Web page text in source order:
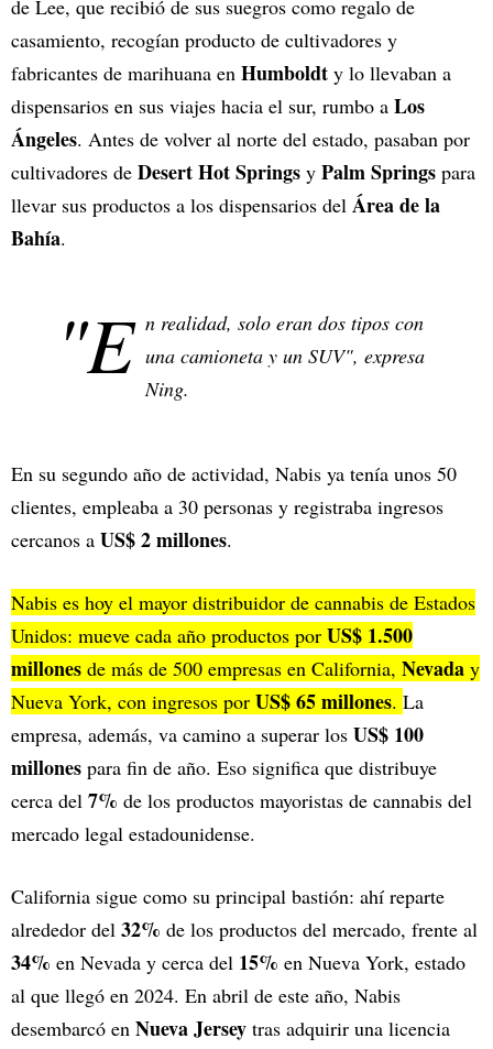
de Lee, que recibió de sus suegros como regalo de
casamiento, recogían producto de cultivadores y
fabricantes de marihuana en Humboldt y lo llevaban a
dispensarios en sus viajes hacia el sur, rumbo a Los
Ángeles. Antes de volver al norte del estado, pasaban por
cultivadores de Desert Hot Springs y Palm Springs para
llevar sus productos a los dispensarios del Área de la
Bahía.
"E n realidad, solo eran dos tipos con
una camioneta y un SUV", expresa
Ning.
En su segundo año de actividad, Nabis ya tenía unos 50
clientes, empleaba a 30 personas y registraba ingresos
cercanos a US$ 2 millones.
Nabis es hoy el mayor distribuidor de cannabis de Estados
Unidos: mueve cada año productos por US$ 1.500
millones de más de 500 empresas en California, Nevada y
Nueva York, con ingresos por US$ 65 millones. La
empresa, además, va camino a superar los US$ 100
millones para fin de año. Eso significa que distribuye
cerca del 7% de los productos mayoristas de cannabis del
mercado legal estadounidense.
California sigue como su principal bastión: ahí reparte
alrededor del 32% de los productos del mercado, frente al
34% en Nevada y cerca del 15% en Nueva York, estado
al que llegó en 2024. En abril de este año, Nabis
desembarcó en Nueva Jersey tras adquirir una licencia